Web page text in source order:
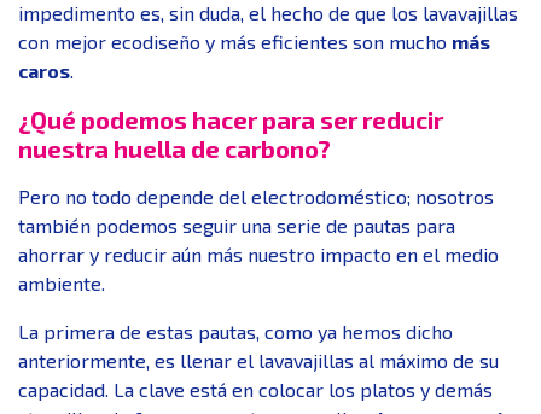
impedimento es, sin duda, el hecho de que los lavavajillas
con mejor ecodiseño y más eficientes son mucho más
caros.
¿Qué podemos hacer para ser reducir
nuestra huella de carbono?
Pero no todo depende del electrodoméstico; nosotros
también podemos seguir una serie de pautas para
ahorrar y reducir aún más nuestro impacto en el medio
ambiente.
La primera de estas pautas, como ya hemos dicho
anteriormente, es llenar el lavavajillas al máximo de su
capacidad. La clave está en colocar los platos y demás